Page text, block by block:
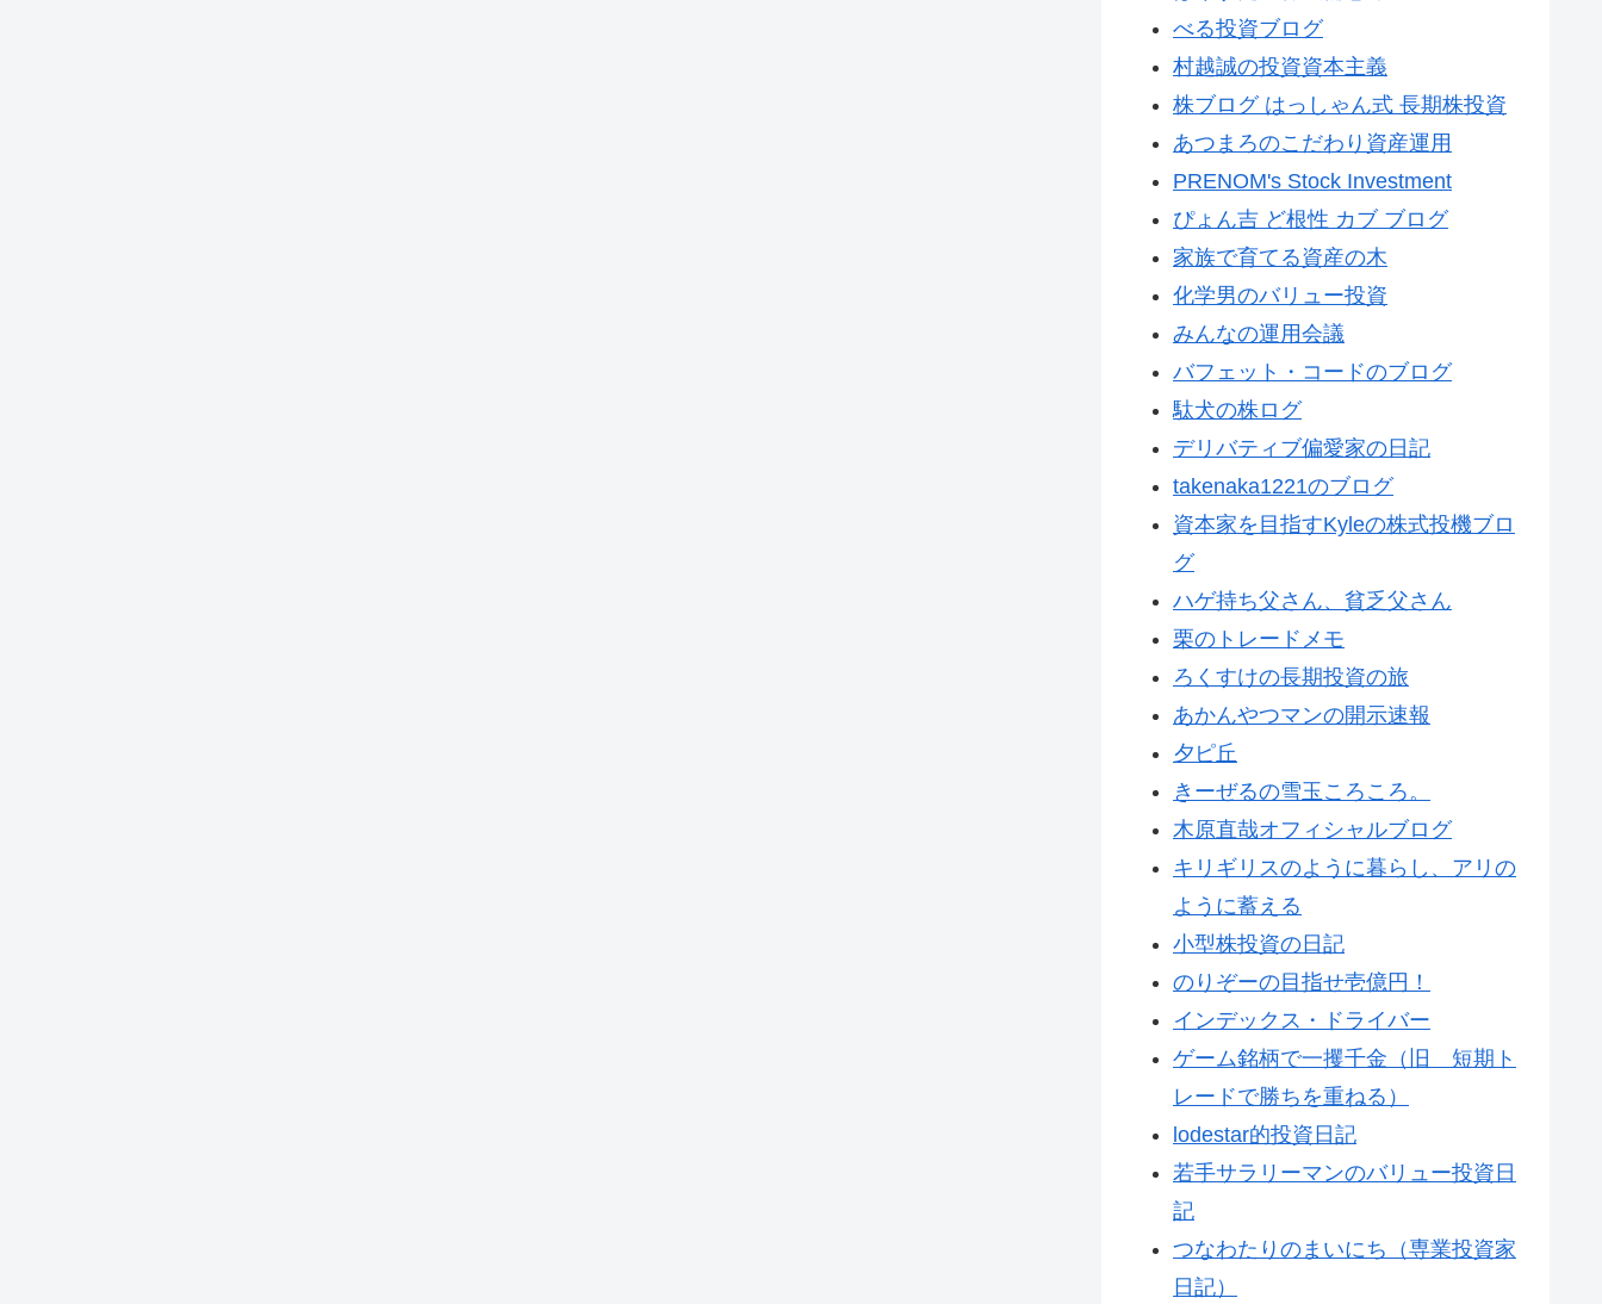
べる投資ブログ
村越誠の投資資本主義
株ブログ はっしゃん式 長期株投資
あつまろのこだわり資産運用
PRENOM's Stock Investment
ぴょん吉 ど根性 カブ ブログ
家族で育てる資産の木
化学男のバリュー投資
みんなの運用会議
バフェット・コードのブログ
駄犬の株ログ
デリバティブ偏愛家の日記
takenaka1221のブログ
資本家を目指すKyleの株式投機ブロ
グ
ハゲ持ち父さん、貧乏父さん
栗のトレードメモ
ろくすけの長期投資の旅
あかんやつマンの開示速報
夕ピ丘
きーぜるの雪玉ころころ。
木原直哉オフィシャルブログ
キリギリスのように暮らし、アリの
ように蓄える
小型株投資の日記
のりぞーの目指せ壱億円！
インデックス・ドライバー
ゲーム銘柄で一攫千金（旧 短期ト
レードで勝ちを重ねる）
lodestar的投資日記
若手サラリーマンのバリュー投資日
記
つなわたりのまいにち（専業投資家
日記）